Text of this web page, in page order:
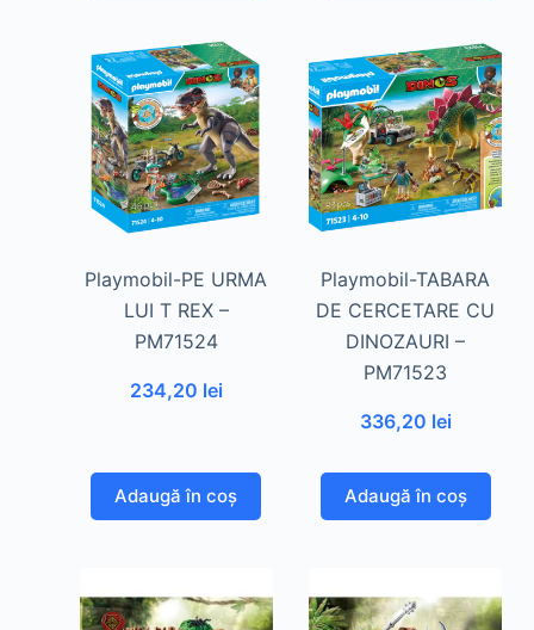
Playmobil-PE URMA
LUI T REX –
PM71524
234,20 lei
Adaugă în coș
Playmobil-TABARA
DE CERCETARE CU
DINOZAURI –
PM71523
336,20 lei
Adaugă în coș